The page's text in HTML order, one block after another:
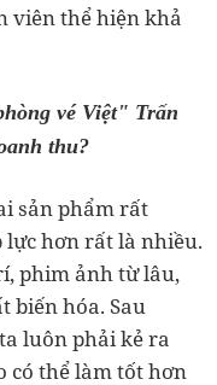
viên thể hiện khả
vé Việt" Trấn
thu?
sản phẩm rất
lực hơn rất là nhiều.
phim ảnh từ lâu,
biến hóa. Sau
luôn phải kẻ ra
có thể làm tốt hơn